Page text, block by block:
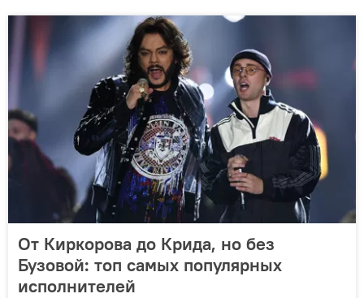
От Киркорова до Крида, но без
Бузовой: топ самых популярных
исполнителей